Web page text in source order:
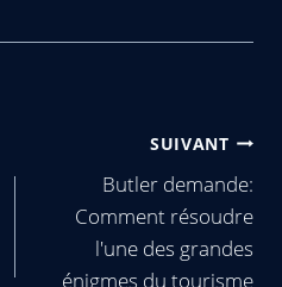
SUIVANT
Butler demande:
Comment résoudre
l'une des grandes
énigmes du tourisme